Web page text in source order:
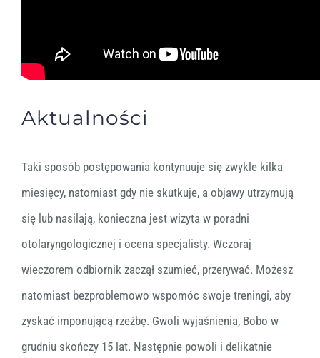
Aktualności
Taki sposób postępowania kontynuuje się zwykle kilka
miesięcy, natomiast gdy nie skutkuje, a objawy utrzymują
się lub nasilają, konieczna jest wizyta w poradni
otolaryngologicznej i ocena specjalisty. Wczoraj
wieczorem odbiornik zaczął szumieć, przerywać. Możesz
natomiast bezproblemowo wspomóc swoje treningi, aby
zyskać imponującą rzeźbę. Gwoli wyjaśnienia, Bobo w
grudniu skończy 15 lat. Następnie powoli i delikatnie